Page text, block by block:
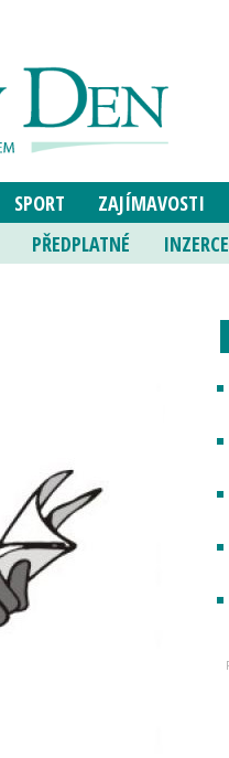
SPORT ZAJÍMAVOSTI
PŘEDPLATNÉ INZERCE